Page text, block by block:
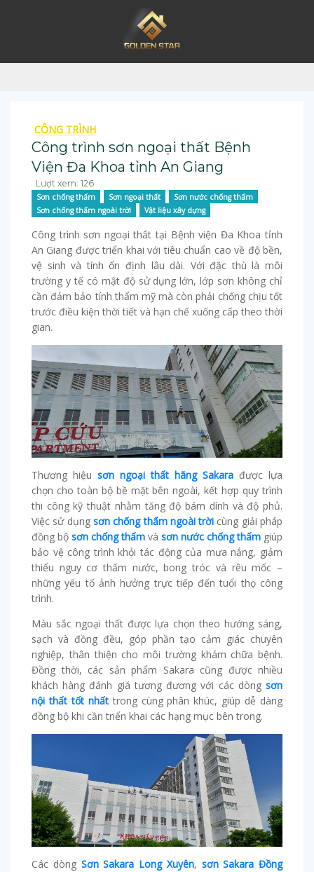
CÔNG TRÌNH
Công trình sơn ngoại thất Bệnh
Viện Đa Khoa tỉnh An Giang
Lượt xem: 126
Sơn chống thấm Sơn ngoại thất
Sơn nước chống thấm
Sơn chống thấm ngoài trời
Vật liệu xây dựng
Công trình sơn ngoại thất tại Bệnh viện Đa Khoa tỉnh
An Giang được triển khai với tiêu chuẩn cao về độ bền,
vệ sinh và tính ổn định lâu dài. Với đặc thù là môi
trường y tế có mật độ sử dụng lớn, lớp sơn không chỉ
cần đảm bảo tính thẩm mỹ mà còn phải chống chịu tốt
trước điều kiện thời tiết và hạn chế xuống cấp theo thời
gian.
Thương hiệu sơn ngoại thất hãng Sakara được lựa
chọn cho toàn bộ bề mặt bên ngoài, kết hợp quy trình
thi công kỹ thuật nhằm tăng độ bám dính và độ phủ.
Việc sử dụng sơn chống thấm ngoài trời cùng giải pháp
đồng bộ sơn chống thấm và sơn nước chống thấm giúp
bảo vệ công trình khỏi tác động của mưa nắng, giảm
thiểu nguy cơ thấm nước, bong tróc và rêu mốc –
những yếu tố ảnh hưởng trực tiếp đến tuổi thọ công
trình.
Màu sắc ngoại thất được lựa chọn theo hướng sáng,
sạch và đồng đều, góp phần tạo cảm giác chuyên
nghiệp, thân thiện cho môi trường khám chữa bệnh.
Đồng thời, các sản phẩm Sakara cũng được nhiều
khách hàng đánh giá tương đương với các dòng sơn
nội thất tốt nhấttrong cùng phân khúc, giúp dễ dàng
đồng bộ khi cần triển khai các hạng mục bên trong.
Các dòng Sơn Sakara Long Xuyên, sơn Sakara Đồng